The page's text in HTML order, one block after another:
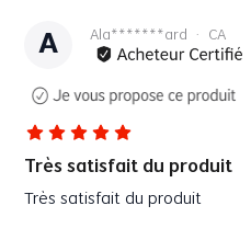
A Ala*******ard · CA
Très satisfait du produit
Très satisfait du produit